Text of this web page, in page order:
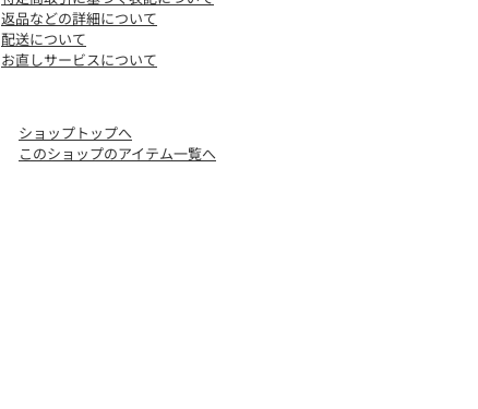
す。製品寸法をご確認くださいませ。
ワールドサイズコード02=製品サイズ表記M
ワールドサイズコード03=製品サイズ表記L
※照明の関係により、実際よりも色味が違って見える場合がありま
た、パソコン・スマートフォンなどの環境により、若干製品と画像
返品などの詳細について
配送について
お直しサービスについて
ショップトップへ
このショップのアイテム一覧へ